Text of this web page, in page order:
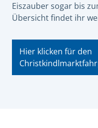
Eiszauber sogar bis
Übersicht findet ihr
Hier klicken für den